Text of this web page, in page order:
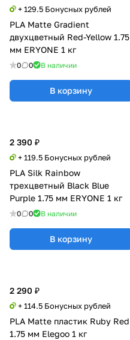
+ 129.5 Бонусных рублей
PLA Matte Gradient
двухцветный Red-Yellow 1.75
мм ERYONE 1 кг
0 0 В наличии
В корзину
2 390 ₽
+ 119.5 Бонусных рублей
PLA Silk Rainbow
трехцветный Black Blue
Purple 1.75 мм ERYONE 1 кг
0 0 В наличии
В корзину
2 290 ₽
+ 114.5 Бонусных рублей
PLA Matte пластик Ruby Red
1.75 мм Elegoo 1 кг